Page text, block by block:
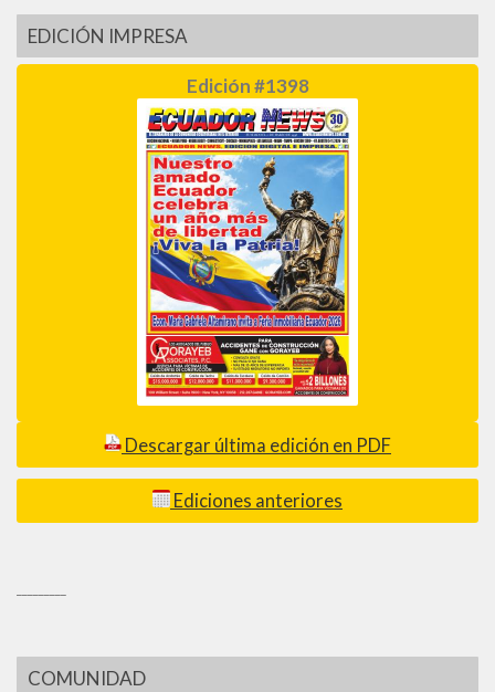
EDICIÓN IMPRESA
Edición #1398
Descargar última edición en PDF
Ediciones anteriores
COMUNIDAD